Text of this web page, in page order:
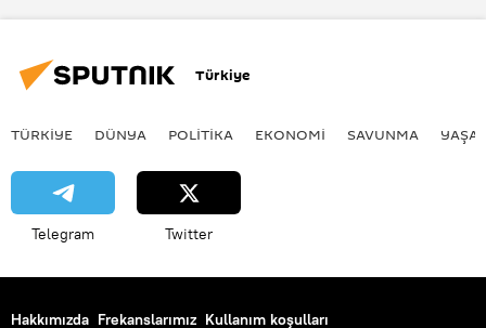
Türkiye
TÜRKIYE DÜNYA POLİTİKA EKONOMİ SAVUNMA
Telegram Twitter
Hakkımızda Frekanslarımız Kullanım koşulları